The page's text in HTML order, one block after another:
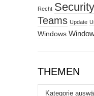
Recht Security
Teams Update
Windows
THEMEN
Themen